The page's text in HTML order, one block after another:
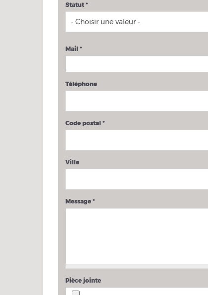
Statut *
Mail *
Téléphone
Code postal *
Ville
Message *
Pièce jointe